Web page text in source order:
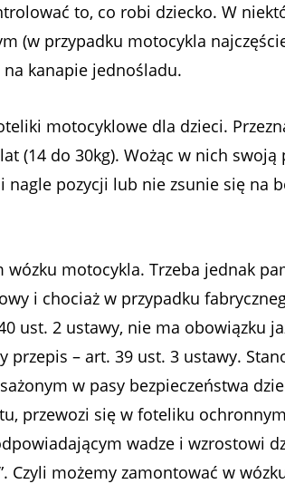
to, co robi dziecko. W
(w przypadku motocykla
kanapie jednośladu.
motocyklowe dla dzieci.
(14 do 30kg). Wożąc w nich swoją
pozycji lub nie zsunie się na
motocykla. Trzeba jednak
i chociaż w przypadku
ust. 2 ustawy, nie ma obowiązku
– art. 39 ust. 3 ustawy.
w pasy bezpieczeństwa
przewozi się w foteliku
wadze i wzrostowi
. Czyli możemy zamontować w